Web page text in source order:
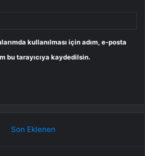
kullanılması için adım, e-posta
bu tarayıcıya kaydedilsin.
Son Eklenen